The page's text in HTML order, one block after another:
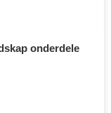
onderdele